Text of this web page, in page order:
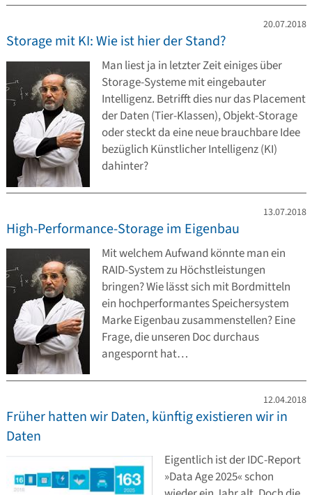
20.07.2018
Storage mit KI: Wie ist hier der Stand?
Man liest ja in letzter Zeit einiges über
Storage-Systeme mit eingebauter
Intelligenz. Betrifft dies nur das Placement
der Daten (Tier-Klassen), Objekt-Storage
oder steckt da eine neue brauchbare Idee
bezüglich Künstlicher Intelligenz (KI)
dahinter?
13.07.2018
High-Performance-Storage im Eigenbau
Mit welchem Aufwand könnte man ein
RAID-System zu Höchstleistungen
bringen? Wie lässt sich mit Bordmitteln
ein hochperformantes Speichersystem
Marke Eigenbau zusammenstellen? Eine
Frage, die unseren Doc durchaus
angespornt hat…
12.04.2018
Früher hatten wir Daten, künftig existieren wir in
Daten
Eigentlich ist der IDC-Report
»Data Age 2025« schon